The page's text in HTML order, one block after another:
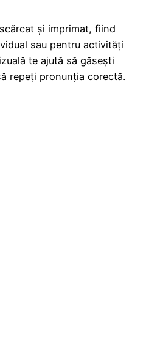
și imprimat, fiind
sau pentru activități
te ajută să găsești
repeți pronunția corectă.